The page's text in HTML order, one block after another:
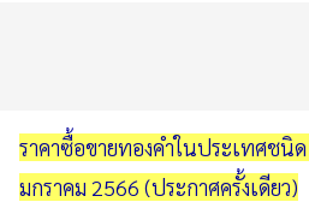
ราคาซื้อขายทองคําในประเทศชนิ
มกราคม 2566 (ประกาศครั้งเดียว)